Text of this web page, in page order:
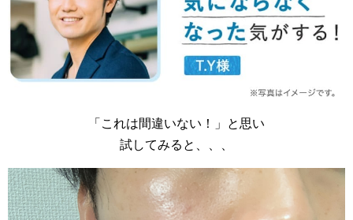
「これは間違いない！」と思い
試してみると、、、